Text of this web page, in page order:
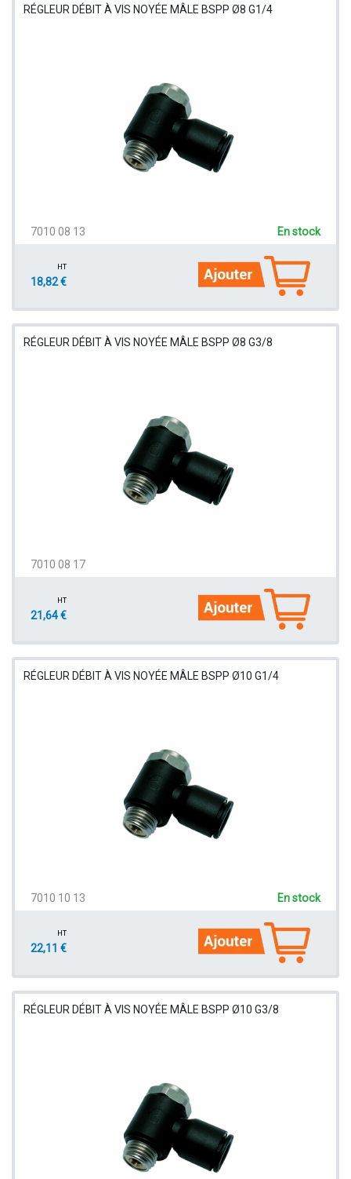
RÉGLEUR DÉBIT À VIS NOYÉE MÂLE BSPP Ø8 G1/4
7010 08 13 En stock
HT
18,82 €
RÉGLEUR DÉBIT À VIS NOYÉE MÂLE BSPP Ø8 G3/8
7010 08 17
HT
21,64 €
RÉGLEUR DÉBIT À VIS NOYÉE MÂLE BSPP Ø10 G1/4
7010 10 13 En stock
HT
22,11 €
RÉGLEUR DÉBIT À VIS NOYÉE MÂLE BSPP Ø10 G3/8